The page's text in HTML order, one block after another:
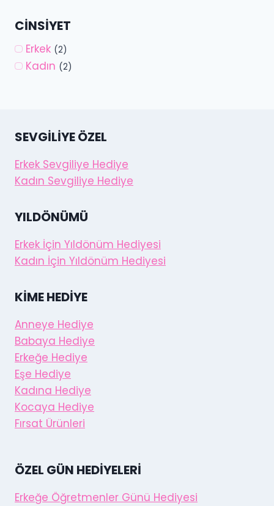
CINSIYET
Erkek (2)
Kadın (2)
SEVGILIYE ÖZEL
Erkek Sevgiliye Hediye
Kadın Sevgiliye Hediye
YILDÖNÜMÜ
Erkek İçin Yıldönüm Hediyesi
Kadın İçin Yıldönüm Hediyesi
KIME HEDIYE
Anneye Hediye
Babaya Hediye
Erkeğe Hediye
Eşe Hediye
Kadına Hediye
Kocaya Hediye
Fırsat Ürünleri
ÖZEL GÜN HEDIYELERI
Erkeğe Öğretmenler Günü Hediyesi